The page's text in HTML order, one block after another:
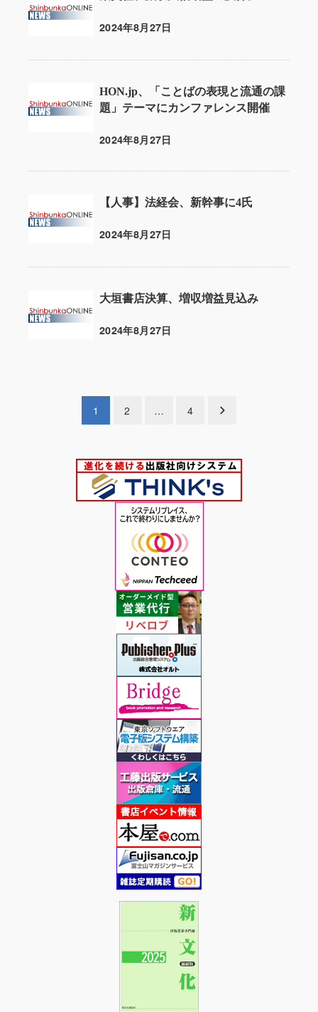
投稿日
2024年8月27日
HON.jp、「ことばの表現と流通の課
題」テーマにカンファレンス開催
投稿日
2024年8月27日
【人事】法経会、新幹事に4氏
投稿日
2024年8月27日
大垣書店決算、増収増益見込み
投稿日
2024年8月27日
1 2 … 4